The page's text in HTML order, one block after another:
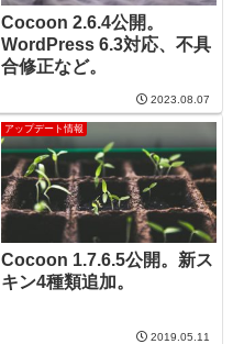
Cocoon 2.6.4公開。
WordPress 6.3対応、不具
合修正など。
2023.08.07
アップデート情報
Cocoon 1.7.6.5公開。新ス
キン4種類追加。
2019.05.11